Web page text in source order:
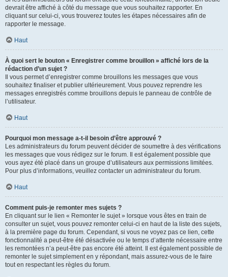
devrait être affiché à côté du message que vous souhaitez rapporter. En
cliquant sur celui-ci, vous trouverez toutes les étapes nécessaires afin de
rapporter le message.
Haut
À quoi sert le bouton « Enregistrer comme brouillon » affiché lors de la
rédaction d’un sujet ?
Il vous permet d’enregistrer comme brouillons les messages que vous
souhaitez finaliser et publier ultérieurement. Vous pouvez reprendre les
messages enregistrés comme brouillons depuis le panneau de contrôle de
l’utilisateur.
Haut
Pourquoi mon message a-t-il besoin d’être approuvé ?
Les administrateurs du forum peuvent décider de soumettre à des vérifications
les messages que vous rédigez sur le forum. Il est également possible que
vous ayez été placé dans un groupe d’utilisateurs aux permissions limitées.
Pour plus d’informations, veuillez contacter un administrateur du forum.
Haut
Comment puis-je remonter mes sujets ?
En cliquant sur le lien « Remonter le sujet » lorsque vous êtes en train de
consulter un sujet, vous pouvez remonter celui-ci en haut de la liste des sujets,
à la première page du forum. Cependant, si vous ne voyez pas ce lien, cette
fonctionnalité a peut-être été désactivée ou le temps d’attente nécessaire entre
les remontées n’a peut-être pas encore été atteint. Il est également possible de
remonter le sujet simplement en y répondant, mais assurez-vous de le faire
tout en respectant les règles du forum.